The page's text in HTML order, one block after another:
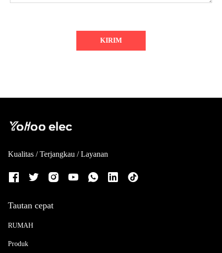
KIRIM
Kualitas / Terjangkau / Layanan
Tautan cepat
RUMAH
Produk